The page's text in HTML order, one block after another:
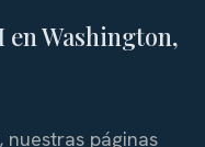
en Washington,
nuestras páginas